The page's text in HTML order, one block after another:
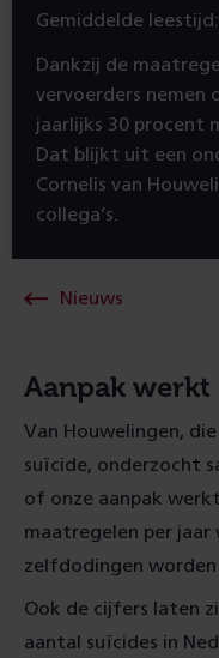
Gemiddelde
Dankzij de
vervoerders nemen
jaarlijks 30 procent
Dat blijkt uit een
Cornelis van
collega’s.
Nieuws
Aanpak werkt
Van Houwelingen,
suïcide, onderzocht
of onze aanpak
maatregelen per jaar
zelfdodingen worden
Ook de cijfers laten
aantal suïcides in